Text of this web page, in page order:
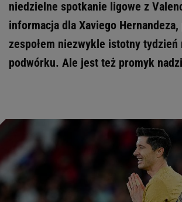
niedzielne spotkanie ligowe z
informacja dla Xaviego
zespołem niezwykle istotny tydzień
podwórku. Ale jest też promyk